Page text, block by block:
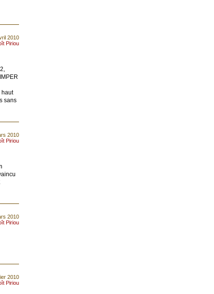
2010
Piriou
haut
sans
2010
Piriou
2010
Piriou
2010
Piriou